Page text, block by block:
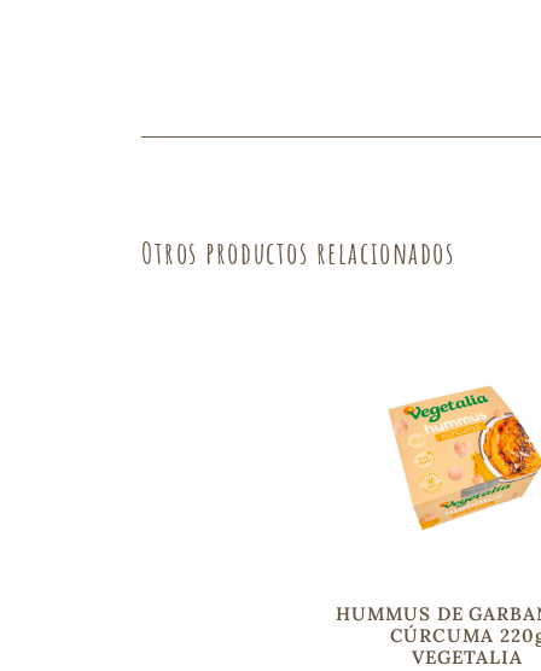
Otros productos relacionados
HUMMUS DE
CÚRCUMA
VEGETALIA